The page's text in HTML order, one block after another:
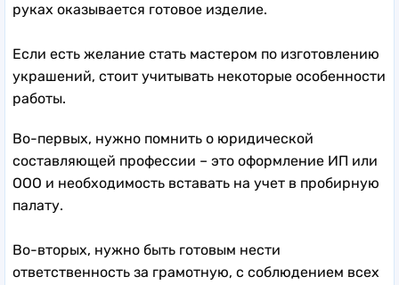
руках оказывается готовое изделие.
Если есть желание стать мастером по изготовлению
украшений, стоит учитывать некоторые особенности
работы.
Во-первых, нужно помнить о юридической
составляющей профессии – это оформление ИП или
ООО и необходимость вставать на учет в пробирную
палату.
Во-вторых, нужно быть готовым нести
ответственность за грамотную, с соблюдением всех